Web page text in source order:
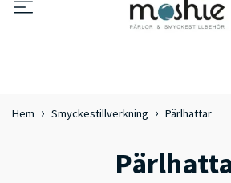
Hem Smyckestillverkning Pärlhattar